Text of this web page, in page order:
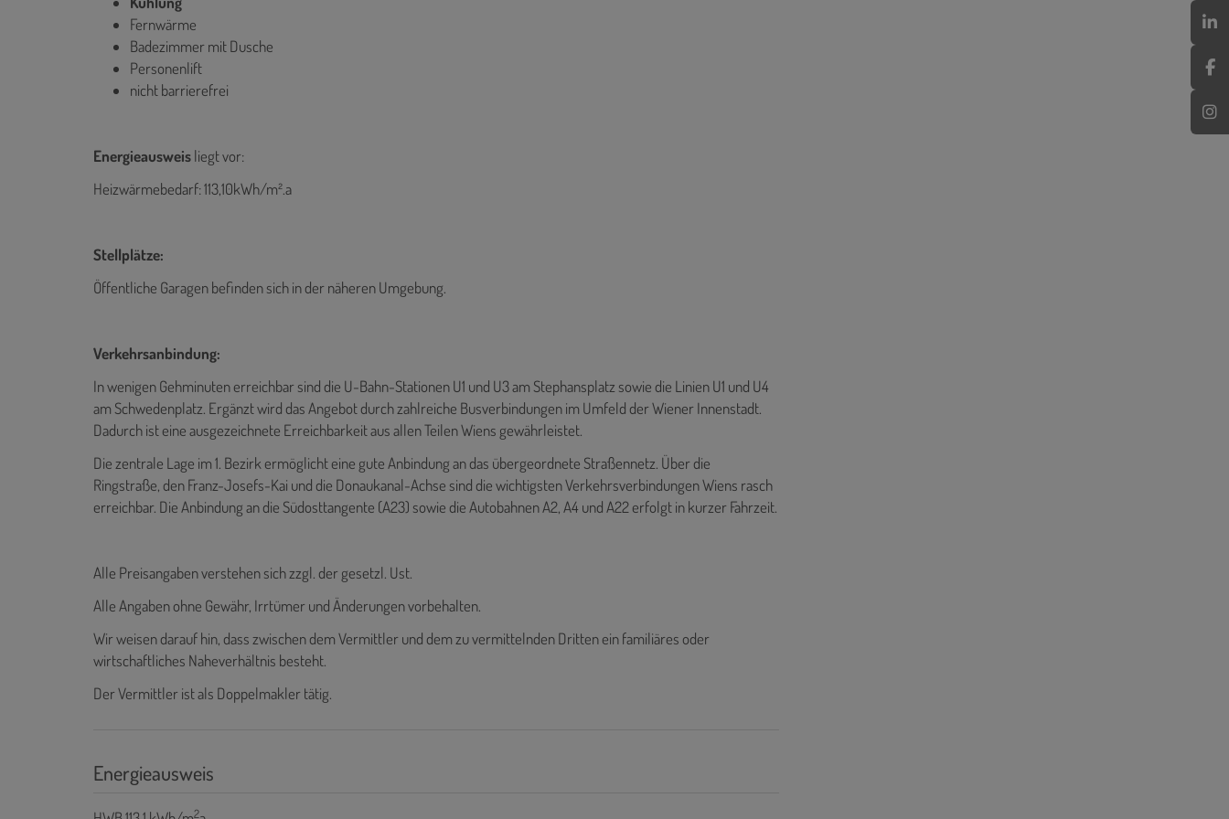
Fernwärme
Badezimmer mit Dusche
Personenlift
nicht barrierefrei
Energieausweisliegt vor:
Heizwärmebedarf: 113,10kWh/m².a
Stellplätze:
Öffentliche Garagen befinden sich in der näheren Umgebung.
Verkehrsanbindung:
In wenigen Gehminuten erreichbar sind die U-Bahn-Stationen U1 und U3 am Stephansplatz sowie die Linien U1 und U4
am Schwedenplatz. Ergänzt wird das Angebot durch zahlreiche Busverbindungen im Umfeld der Wiener Innenstadt.
Dadurch ist eine ausgezeichnete Erreichbarkeit aus allen Teilen Wiens gewährleistet.
Die zentrale Lage im 1. Bezirk ermöglicht eine gute Anbindung an das übergeordnete Straßennetz. Über die
Ringstraße, den Franz-Josefs-Kai und die Donaukanal-Achse sind die wichtigsten Verkehrsverbindungen Wiens rasch
erreichbar. Die Anbindung an die Südosttangente (A23) sowie die Autobahnen A2, A4 und A22 erfolgt in kurzer Fahrzeit.
Alle Preisangaben verstehen sich zzgl. der gesetzl. Ust.
Alle Angaben ohne Gewähr, Irrtümer und Änderungen vorbehalten.
Wir weisen darauf hin, dass zwischen dem Vermittler und dem zu vermittelnden Dritten ein familiäres oder
wirtschaftliches Naheverhältnis besteht.
Der Vermittler ist als Doppelmakler tätig.
Energieausweis
2